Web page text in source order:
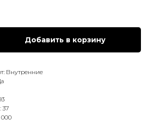
Добавить в корзину
Внутренние
37